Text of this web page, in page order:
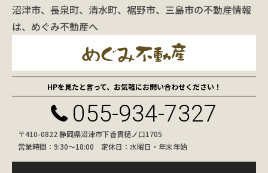
沼津市、長泉町、清水町、裾野市、三島市の不動産情報
は、めぐみ不動産へ
HPを見たと言って、お気軽にお問い合わせください！
055-934-7327
〒410-0822 静岡県沼津市下香貫樋ノ口1705
営業時間：9:30〜18:00 定休日：水曜日・年末年始